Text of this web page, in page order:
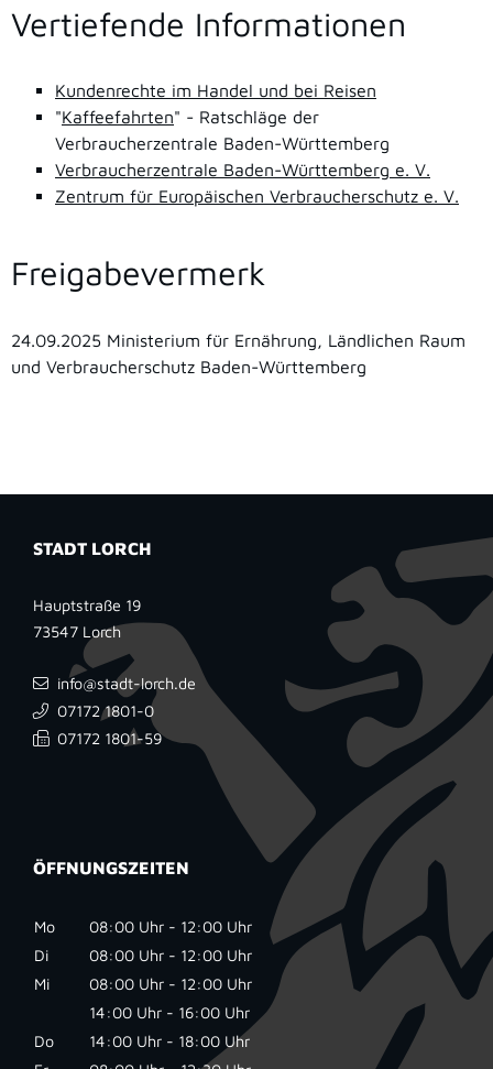
Vertiefende Informationen
Kundenrechte im Handel und bei Reisen
"Kaffeefahrten" - Ratschläge der
Verbraucherzentrale Baden-Württemberg
Verbraucherzentrale Baden-Württemberg e. V.
Zentrum für Europäischen Verbraucherschutz e. V.
Freigabevermerk
24.09.2025 Ministerium für Ernährung, Ländlichen Raum
und Verbraucherschutz Baden-Württemberg
STADT LORCH
Hauptstraße 19
73547 Lorch
info@stadt-lorch.de
07172 1801-0
07172 1801-59
ÖFFNUNGSZEITEN
Mo
08:00 Uhr - 12:00 Uhr
Di
08:00 Uhr - 12:00 Uhr
Mi
08:00 Uhr - 12:00 Uhr
14:00 Uhr - 16:00 Uhr
Do
14:00 Uhr - 18:00 Uhr